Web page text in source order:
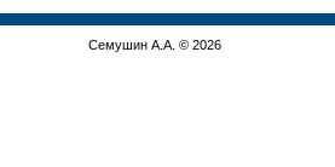
Семушин А.А. © 2026